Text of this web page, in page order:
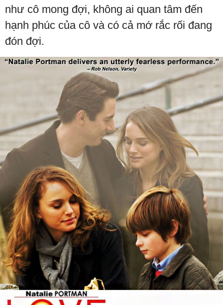
như cô mong đợi, không ai quan tâm đến
hạnh phúc của cô và có cả mớ rắc rối đang
đón đợi.